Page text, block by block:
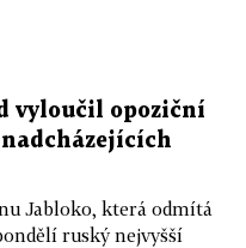
vyloučil opoziční
Jabloko, která odmítá
ruský nejvyšší